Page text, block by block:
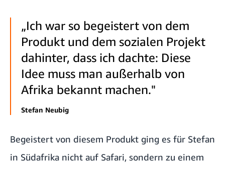
„Ich war so begeistert von dem
Produkt und dem sozialen Projekt
dahinter, dass ich dachte: Diese
Idee muss man außerhalb von
Afrika bekannt machen."
Stefan Neubig
Begeistert von diesem Produkt ging es für Stefan
in Südafrika nicht auf Safari, sondern zu einem